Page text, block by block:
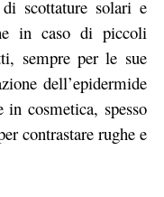
scottature solari e
in caso di piccoli
sempre per le sue
dell’epidermide
cosmetica, spesso
contrastare rughe e